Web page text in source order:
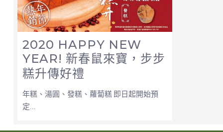
2020 HAPPY NEW
YEAR! 新春鼠來寶，步步
糕升傳好禮
年糕、湯圓、發糕、蘿蔔糕 即日起開始預
定…